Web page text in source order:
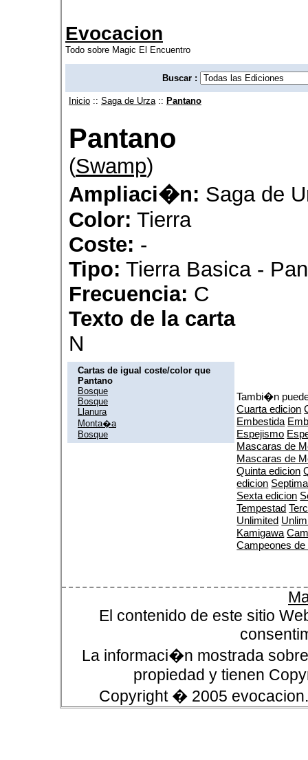
Evocacion
Todo sobre Magic El Encuentro
Buscar :
Inicio :: Saga de Urza :: Pantano
Pantano
(Swamp)
Ampliaci�n: Saga de
Color: Tierra
Coste: -
Tipo: Tierra Basica -
Frecuencia: C
Texto de la carta
N
Cartas de igual coste/color que
Pantano
Bosque
Bosque
Llanura
Monta�a
Bosque
Tambi�n
Cuarta edicion
Embestida
Espejismo
Mascaras de
Mascaras de
Quinta edicion
edicion
Sexta edicion
Tempestad
Unlimited
Kamigawa
Campeones
El contenido de este sitio
La informaci�n mostrada
propiedad y tienen
Copyright � 2005